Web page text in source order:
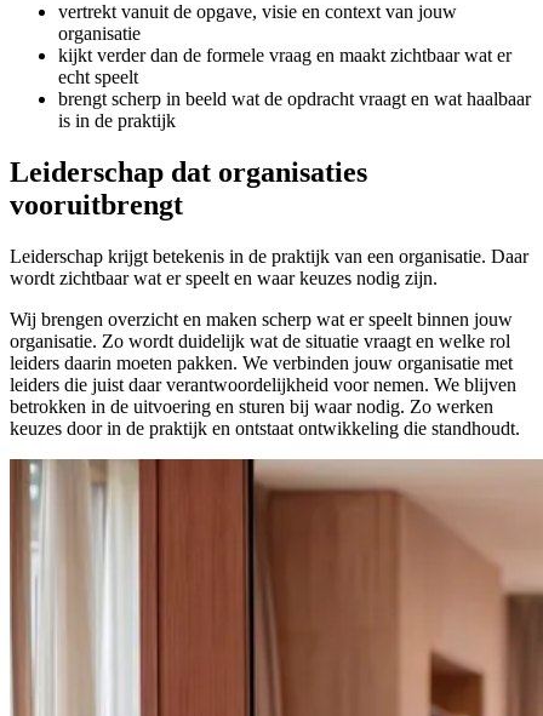
vertrekt vanuit de opgave, visie en context van jouw
organisatie
kijkt verder dan de formele vraag en maakt zichtbaar wat er
echt speelt
brengt scherp in beeld wat de opdracht vraagt en wat haalbaar
is in de praktijk
Leiderschap dat organisaties
vooruitbrengt
Leiderschap krijgt betekenis in de praktijk van een organisatie. Daar
wordt zichtbaar wat er speelt en waar keuzes nodig zijn.
Wij brengen overzicht en maken scherp wat er speelt binnen jouw
organisatie. Zo wordt duidelijk wat de situatie vraagt en welke rol
leiders daarin moeten pakken. We verbinden jouw organisatie met
leiders die juist daar verantwoordelijkheid voor nemen. We blijven
betrokken in de uitvoering en sturen bij waar nodig. Zo werken
keuzes door in de praktijk en ontstaat ontwikkeling die standhoudt.